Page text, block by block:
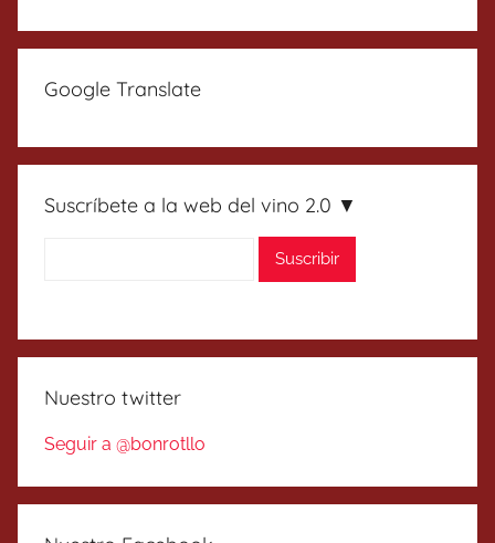
Google Translate
Suscríbete a la web del vino 2.0 ▼
Nuestro twitter
Seguir a @bonrotllo